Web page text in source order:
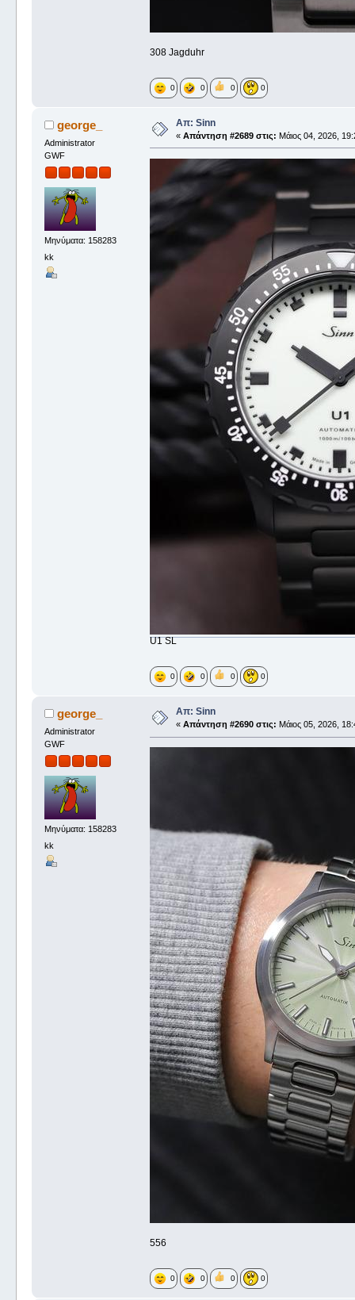
308 Jagduhr
0 0 0 0
george_
Administrator
GWF
Μηνύματα: 158283
kk
Απ: Sinn
« Απάντηση #2689 στις: Μάιος 04, 2026,
U1 SL
0 0 0 0
george_
Administrator
GWF
Μηνύματα: 158283
kk
Απ: Sinn
« Απάντηση #2690 στις: Μάιος 05, 2026,
556
0 0 0 0